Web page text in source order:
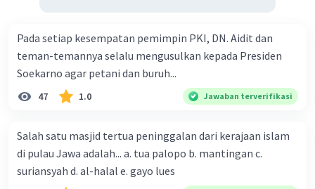
Pada setiap kesempatan pemimpin PKI, DN. Aidit dan
teman-temannya selalu mengusulkan kepada Presiden
Soekarno agar petani dan buruh...
47 1.0 Jawaban terverifikasi
Salah satu masjid tertua peninggalan dari kerajaan islam
di pulau Jawa adalah... a. tua palopo b. mantingan c.
suriansyah d. al-halal e. gayo lues